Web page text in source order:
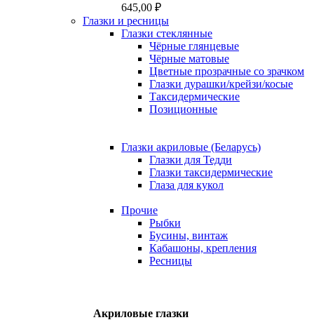
645,00 ₽
Глазки и ресницы
Глазки стеклянные
Чёрные глянцевые
Чёрные матовые
Цветные прозрачные со зрачком
Глазки дурашки/крейзи/косые
Таксидермические
Позиционные
Глазки акриловые (Беларусь)
Глазки для Тедди
Глазки таксидермические
Глаза для кукол
Прочие
Рыбки
Бусины, винтаж
Кабашоны, крепления
Ресницы
Акриловые глазки